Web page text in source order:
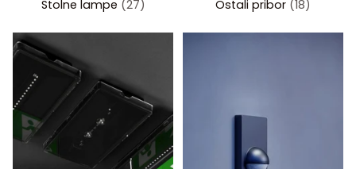
Stolne lampe (27) Ostali pribor (18)